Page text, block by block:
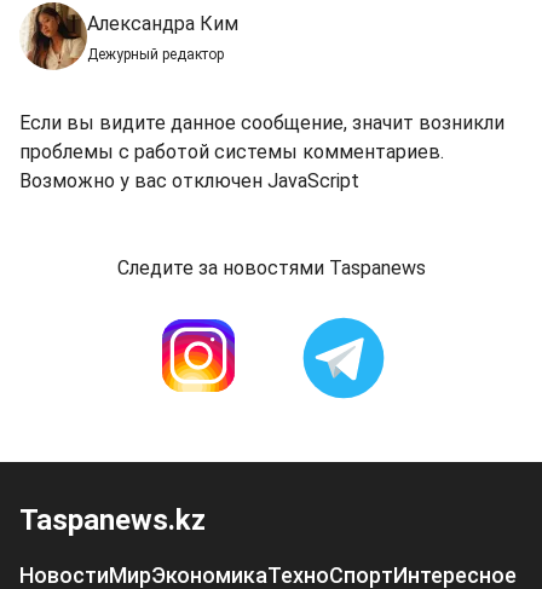
Александра Ким
Дежурный редактор
Если вы видите данное сообщение, значит возникли
проблемы с работой системы комментариев.
Возможно у вас отключен JavaScript
Следите за новостями Taspanews
Taspanews.kz
НовостиМирЭкономикаТехноСпортИнтересное